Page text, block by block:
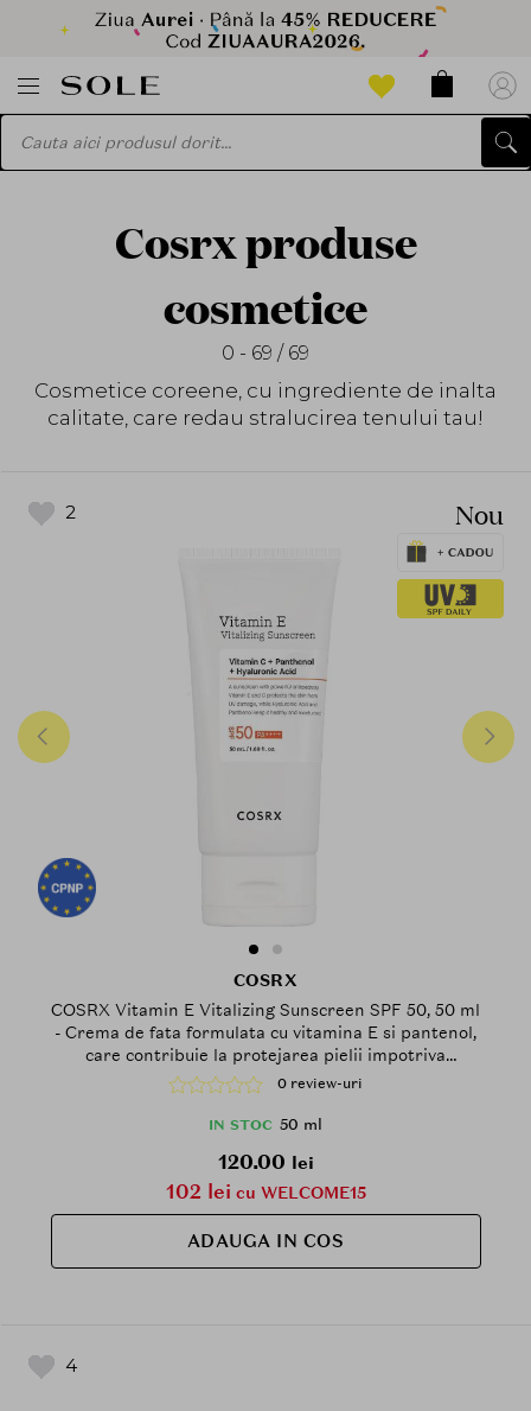
Cosrx produse
cosmetice
0 - 69 / 69
Cosmetice coreene, cu ingrediente de inalta
calitate, care redau stralucirea tenului tau!
2 Nou
COSRX
COSRX Vitamin E Vitalizing Sunscreen SPF 50, 50 ml
- Crema de fata formulata cu vitamina E si pantenol,
care contribuie la protejarea pielii impotriva
radiatiilor UV si la metinerea aspectului hidratat,
Daily
0 review-uri
IN STOC 50 ml
120.00 lei
102 lei cu WELCOME15
ADAUGA IN COS
4